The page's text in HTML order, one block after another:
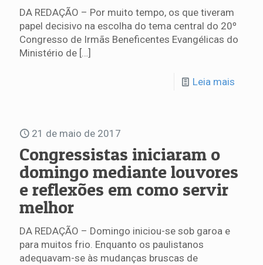
DA REDAÇÃO – Por muito tempo, os que tiveram
papel decisivo na escolha do tema central do 20º
Congresso de Irmãs Beneficentes Evangélicas do
Ministério de […]
Leia mais
21 de maio de 2017
Congressistas iniciaram o
domingo mediante louvores
e reflexões em como servir
melhor
DA REDAÇÃO – Domingo iniciou-se sob garoa e
para muitos frio. Enquanto os paulistanos
adequavam-se às mudanças bruscas de